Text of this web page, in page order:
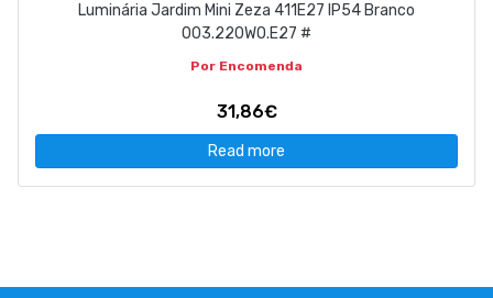
Luminária Jardim Mini Zeza 411E27 IP54 Branco
003.220WO.E27 #
Por Encomenda
31,86€
Read more